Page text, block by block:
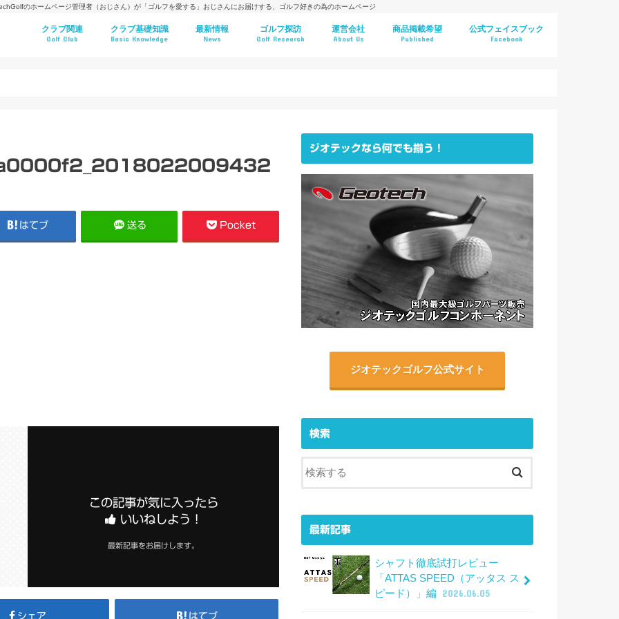
のホームページ管理者（おじさん）が「ゴルフを愛する」おじさんにお届けする、ゴルフ好きの為のホームページ
クラブ関連
Golf Club
クラブ基礎知識
Basic Knowledge
最新情報
News
ゴルフ探訪
Golf Research
運営会社
About Us
商品掲載希望
Published
公式フェイスブック
Facebook
はてブ 送る Pocket
この記事が気に入ったら
いいねしよう！
最新記事をお届けします。
シェア はてブ
ジオテックなら何でも揃う！
ジオテックゴルフ公式サイト
検索
最新記事
シャフト徹底試打レビュー
「ATTAS SPEED（アッタス ス
ピード）」編 2026.06.05